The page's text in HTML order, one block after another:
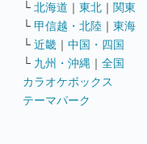
└ 北海道 ｜ 東北 ｜ 関東
└ 甲信越・北陸 ｜ 東海
└ 近畿 ｜ 中国・四国
└ 九州・沖縄 ｜ 全国
カラオケボックス
テーマパーク